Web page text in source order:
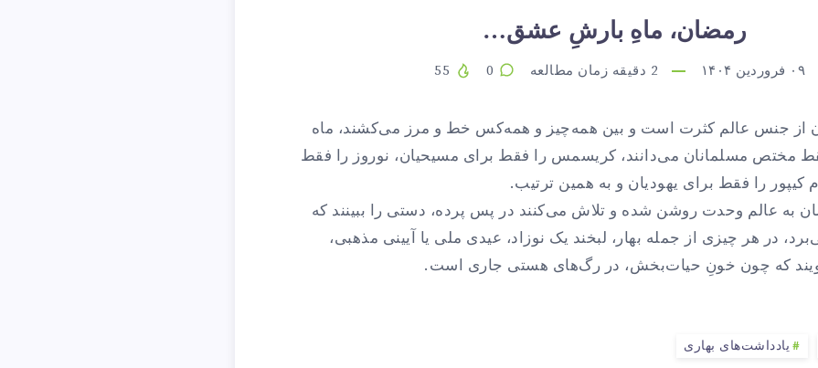
رمضان، ماهِ بارشِ عشق…
۰۹ فروردین ۱۴۰۴ 2 دقیقه زمان مطالعه 0
از جنس عالم کثرت است و بین همه‌چیز و همه‌کس خط و مرز می‌کشند، ماه
مختص مسلمانان می‌دانند، کریسمس را فقط برای مسیحیان، نوروز را فقط
کیپور را فقط برای یهودیان و به همین ترتیب.
به عالم وحدت روشن شده و تلاش می‌کنند در پس پرده، دستی را ببینند که
در هر چیزی از جمله بهار، لبخند یک نوزاد، عیدی ملی یا آیینی مذهبی،
که چون خونِ حیات‌بخش، در رگ‌های هستی جاری است.
یادداشت‌های بهاری